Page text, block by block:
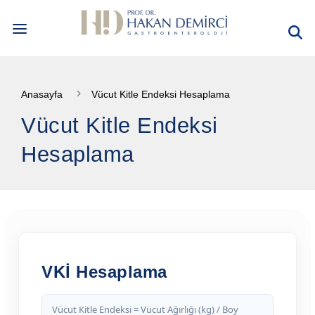
ENGLISH
DR. DEMİRCİ ↓
Kitap Yazarlığı
Bilimsel Kuruluşlara Üyelikler
Anasayfa Vücut Kitle Endeksi Hesaplama
Vücut Kitle Endeksi
Hesaplama
VKİ Hesaplama
Vücut Kitle Endeksi = Vücut Ağırlığı (kg) / Boy